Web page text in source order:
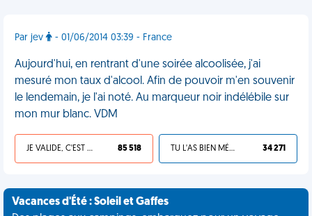
Par jev - 01/06/2014 03:39 - France
Aujourd'hui, en rentrant d'une soirée alcoolisée, j'ai
mesuré mon taux d'alcool. Afin de pouvoir m'en souvenir
le lendemain, je l'ai noté. Au marqueur noir indélébile sur
mon mur blanc. VDM
JE VALIDE, C'EST UNE VDM 85 518 TU L'AS BIEN MÉRITÉ 34 271
Vacances d'Été : Soleil et Gaffes